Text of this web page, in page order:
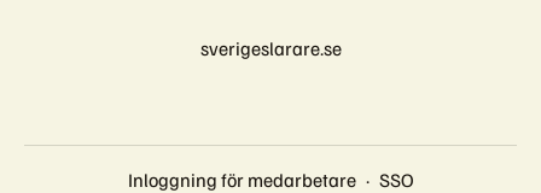
sverigeslarare.se
Inloggning för medarbetare · SSO